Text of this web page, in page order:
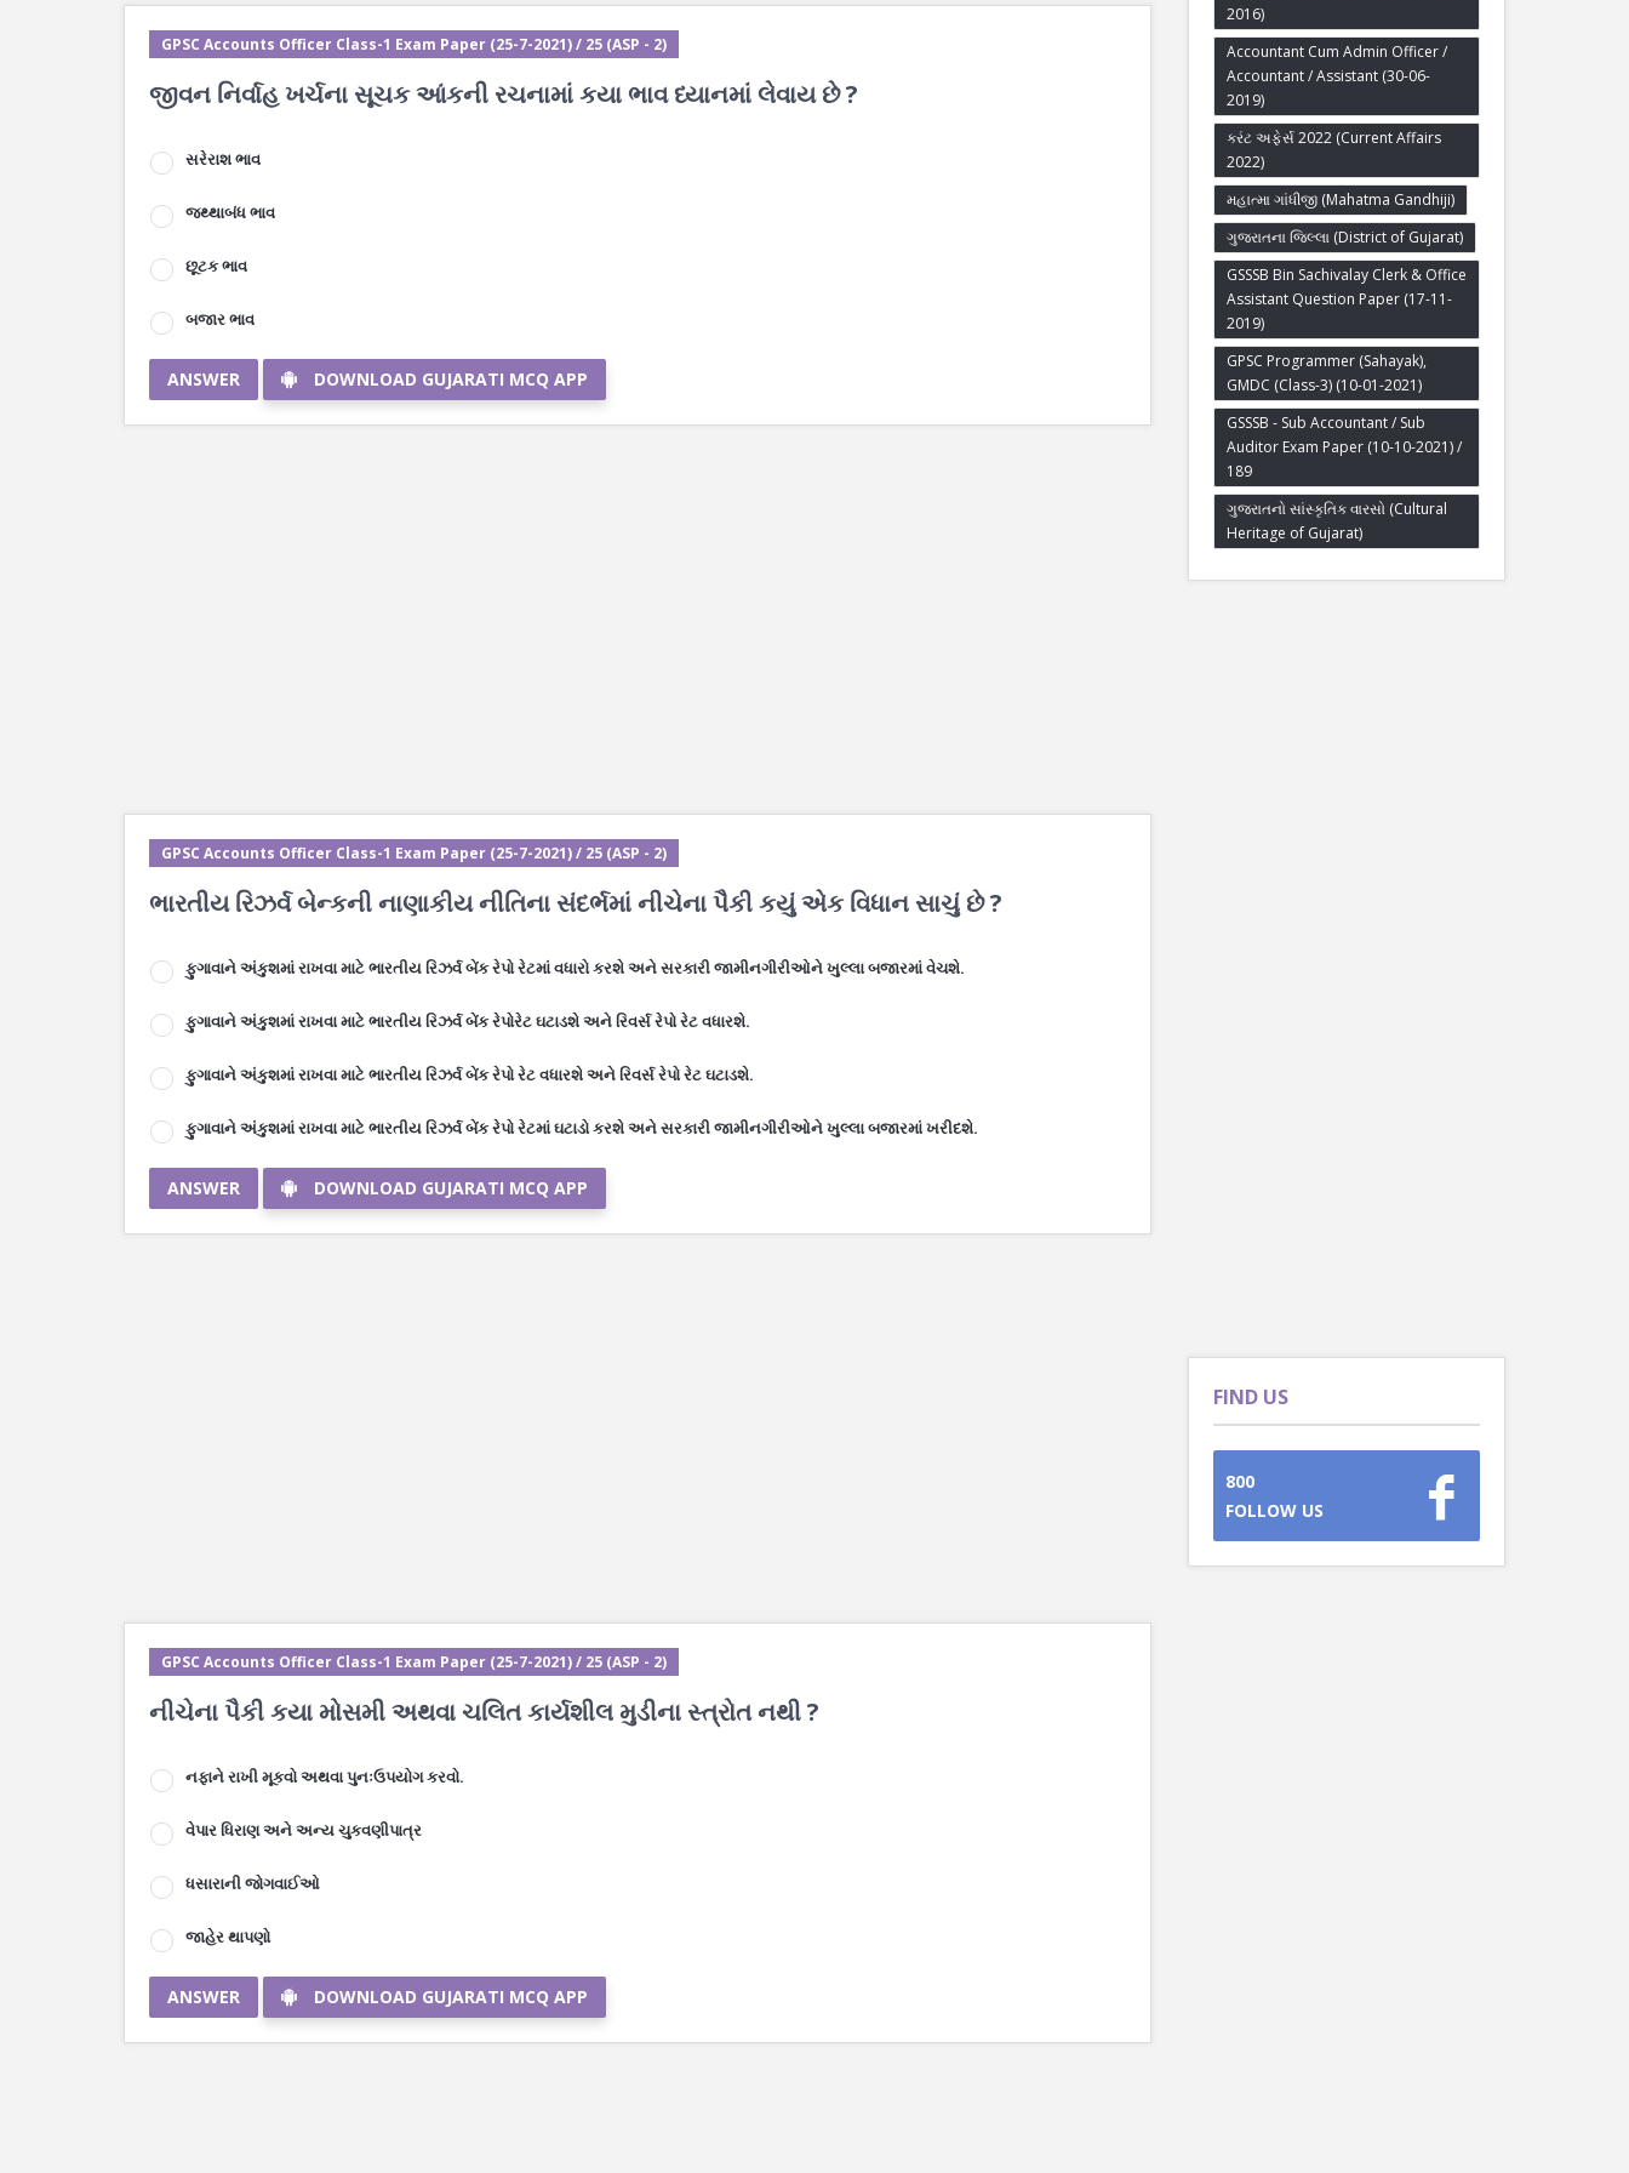
GPSC Accounts Officer Class-1 Exam Paper (25-7-2021) / 25 (ASP - 2)
જીવન નિર્વાહ ખર્ચના સૂચક આંકની રચનામાં કયા ભાવ ધ્યાનમાં લેવાય છે ?
સરેરાશ ભાવ
જથ્થાબંધ ભાવ
છૂટક ભાવ
બજાર ભાવ
ANSWER DOWNLOAD GUJARATI MCQ APP
GPSC Accounts Officer Class-1 Exam Paper (25-7-2021) / 25 (ASP - 2)
ભારતીય રિઝર્વ બેન્કની નાણાકીય નીતિના સંદર્ભમાં નીચેના પૈકી કયું એક વિધાન સાચું છે ?
ફુગાવાને અંકુશમાં રાખવા માટે ભારતીય રિઝર્વ બેંક રેપો રેટમાં વધારો કરશે અને સરકારી જામીનગીરીઓને ખુલ્લા બજારમાં વેચશે.
ફુગાવાને અંકુશમાં રાખવા માટે ભારતીય રિઝર્વ બેંક રેપોરેટ ઘટાડશે અને રિવર્સ રેપો રેટ વધારશે.
ફુગાવાને અંકુશમાં રાખવા માટે ભારતીય રિઝર્વ બેંક રેપો રેટ વધારશે અને રિવર્સ રેપો રેટ ઘટાડશે.
ફુગાવાને અંકુશમાં રાખવા માટે ભારતીય રિઝર્વ બેંક રેપો રેટમાં ઘટાડો કરશે અને સરકારી જામીનગીરીઓને ખુલ્લા બજારમાં ખરીદશે.
ANSWER DOWNLOAD GUJARATI MCQ APP
GPSC Accounts Officer Class-1 Exam Paper (25-7-2021) / 25 (ASP - 2)
નીચેના પૈકી કયા મોસમી અથવા ચલિત કાર્યશીલ મુડીના સ્ત્રોત નથી ?
નફાને રાખી મૂકવો અથવા પુનઃઉપયોગ કરવો.
વેપાર ધિરાણ અને અન્ય ચુકવણીપાત્ર
ધસારાની જોગવાઈઓ
જાહેર થાપણો
ANSWER DOWNLOAD GUJARATI MCQ APP
2016)
Accountant Cum Admin Officer /
Accountant / Assistant (30-06-
2019)
કરંટ અફેર્સ 2022 (Current Affairs
2022)
મહાત્મા ગાંધીજી (Mahatma Gandhiji)
ગુજરાતના જિલ્લા (District of Gujarat)
GSSSB Bin Sachivalay Clerk & Office
Assistant Question Paper (17-11-
2019)
GPSC Programmer (Sahayak),
GMDC (Class-3) (10-01-2021)
GSSSB - Sub Accountant / Sub
Auditor Exam Paper (10-10-2021) /
189
ગુજરાતનો સાંસ્કૃતિક વારસો (Cultural
Heritage of Gujarat)
FIND US
800
FOLLOW US